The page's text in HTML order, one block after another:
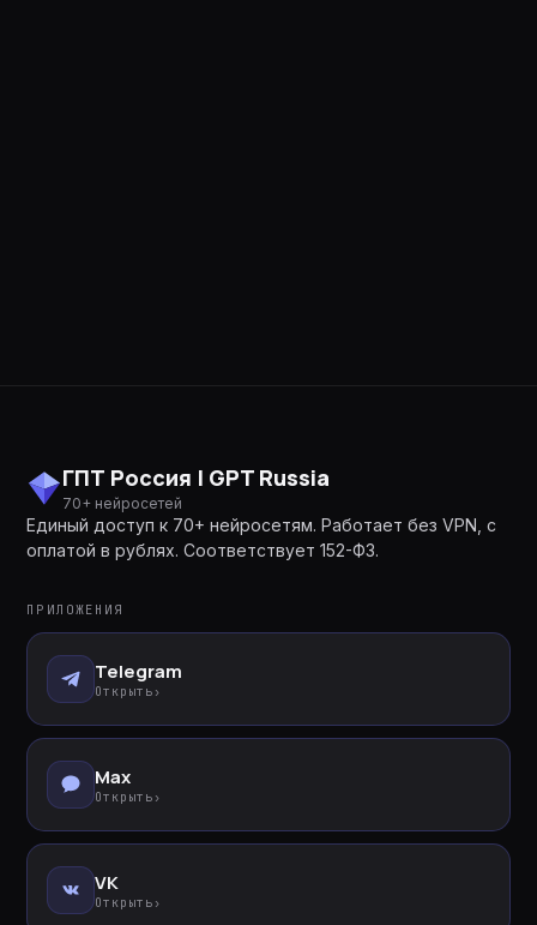
ГПТ Россия | GPT Russia
70+ нейросетей
Единый доступ к 70+ нейросетям. Работает без VPN, с
оплатой в рублях. Соответствует 152-ФЗ.
ПРИЛОЖЕНИЯ
Telegram
Открыть ›
Max
Открыть ›
VK
Открыть ›